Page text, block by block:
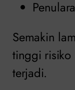
Semakin
tinggi risiko
terjadi.